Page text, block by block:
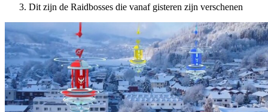
Dit zijn de Raidbosses die vanaf gisteren zijn verschenen